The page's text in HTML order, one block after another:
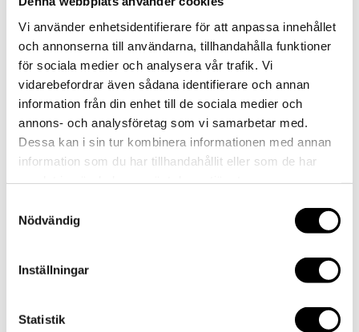
Vi använder enhetsidentifierare för att anpassa innehållet
och annonserna till användarna, tillhandahålla funktioner
för sociala medier och analysera vår trafik. Vi
vidarebefordrar även sådana identifierare och annan
information från din enhet till de sociala medier och
annons- och analysföretag som vi samarbetar med.
Dessa kan i sin tur kombinera informationen med annan
information som du har tillhandahållit eller som de har
Nödvändig
Inställningar
Statistik
FEST/BRÖLLOP
KONTAKT
Select Page
20120629-37
byadmin |2016-06-16|0 comments
Submit a Comment
Required